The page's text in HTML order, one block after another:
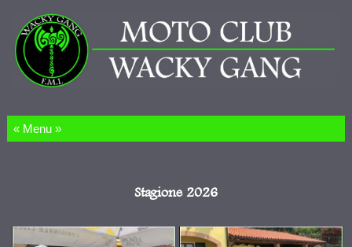
Salta al contenuto
Stagione 2026